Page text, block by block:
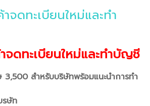
จดทะเบียนใหม่และทำ
จดทะเบียนใหม่และทำบัญชี
3,500 สำหรับบริษัทพร้อมแนะนำการทำ
ษัท